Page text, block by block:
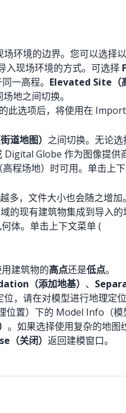
环境的边界。您可以选择以
现场环境的方式。可选择
一高程。 Elevated Site（
地之间切换。
选项后，将使用在 Import
道地图） 之间切换。无论
Globe 作为图像提供
程场地）时可用。单击上
多，文件大小也会随之增加。
现有建筑物集成到导入
体。单击上下文菜单 (
建筑物的高点还是低点。
（添加地基） 、
，请在对模型进行地理
置）下的 Model Info（
。如果选择使用复杂的地图
（关闭） 返回建模窗口。